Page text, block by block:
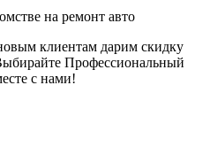
на ремонт авто
клиентам дарим скидку
Профессиональный
с нами!